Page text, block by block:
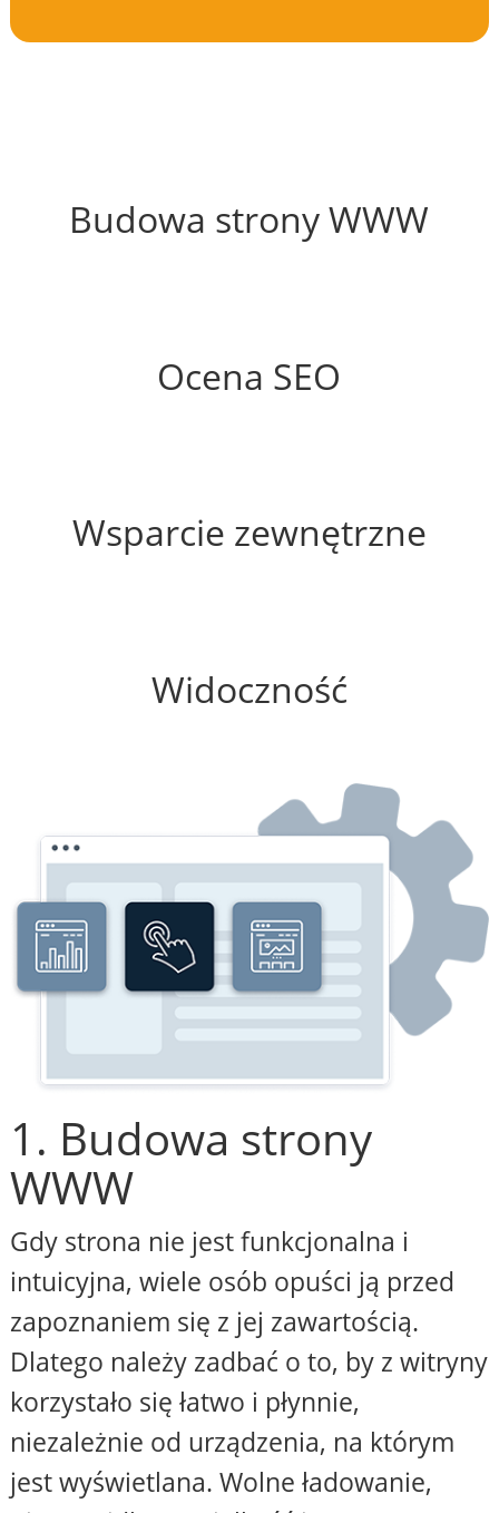
Budowa strony WWW
Ocena SEO
Wsparcie zewnętrzne
Widoczność
1. Budowa strony
WWW
Gdy strona nie jest funkcjonalna i
intuicyjna, wiele osób opuści ją przed
zapoznaniem się z jej zawartością.
Dlatego należy zadbać o to, by z witryny
korzystało się łatwo i płynnie,
niezależnie od urządzenia, na którym
jest wyświetlana. Wolne ładowanie,